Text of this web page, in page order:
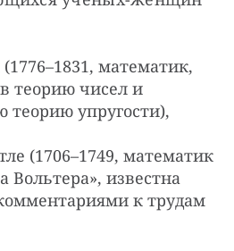
математик,
теорию чисел и
теорию упругости),
(1706–1749, математик
Вольтера», известна
к трудам